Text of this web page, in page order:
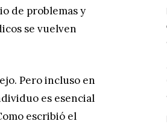
de problemas y
se vuelven
Pero incluso en
es esencial
escribió el